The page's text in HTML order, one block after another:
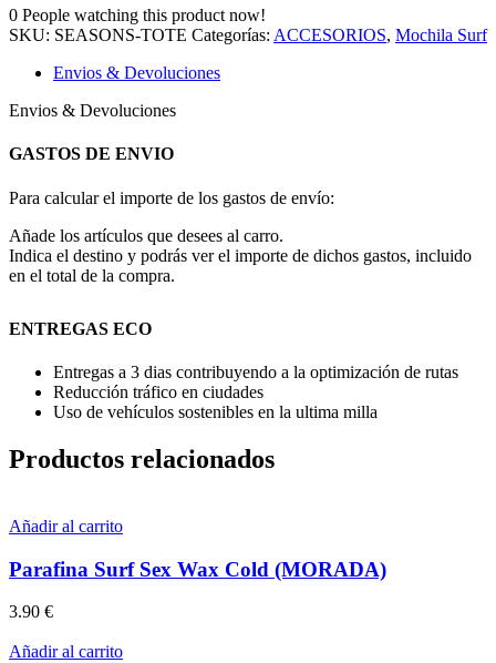
0 People watching this product now!
SKU: SEASONS-TOTE Categorías: ACCESORIOS, Mochila Surf
Envios & Devoluciones
Envios & Devoluciones
GASTOS DE ENVIO
Para calcular el importe de los gastos de envío:
Añade los artículos que desees al carro.
Indica el destino y podrás ver el importe de dichos gastos, incluido
en el total de la compra.
ENTREGAS ECO
Entregas a 3 dias contribuyendo a la optimización de rutas
Reducción tráfico en ciudades
Uso de vehículos sostenibles en la ultima milla
Productos relacionados
Añadir al carrito
Parafina Surf Sex Wax Cold (MORADA)
3.90 €
Añadir al carrito